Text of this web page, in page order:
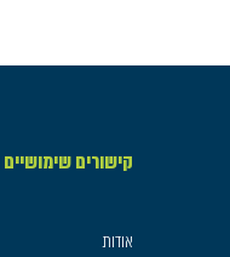
קישורים שימושיים
אודות